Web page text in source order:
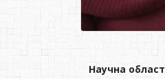
Научна област